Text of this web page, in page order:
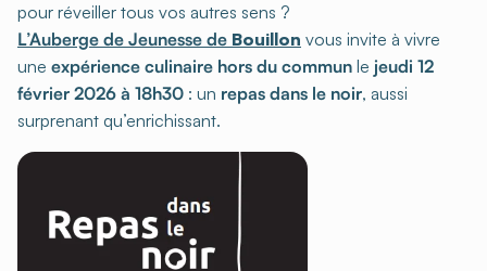
pour réveiller tous vos autres sens ?
L’Auberge de Jeunesse de Bouillon vous invite à vivre
une expérience culinaire hors du commun le jeudi 12
février 2026 à 18h30 : un repas dans le noir, aussi
surprenant qu’enrichissant.